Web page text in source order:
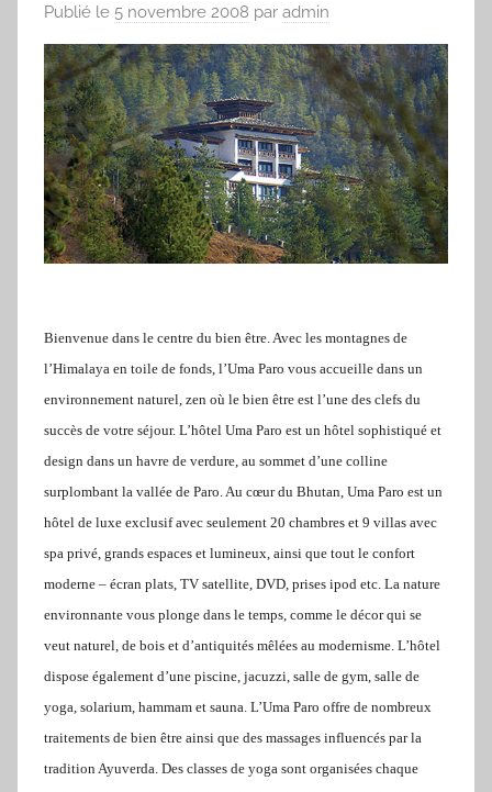
Publié le 5 novembre 2008 par admin
Bienvenue dans le centre du bien être. Avec les montagnes de
l’Himalaya en toile de fonds, l’Uma Paro vous accueille dans un
environnement naturel, zen où le bien être est l’une des clefs du
succès de votre séjour. L’hôtel Uma Paro est un hôtel sophistiqué et
design dans un havre de verdure, au sommet d’une colline
surplombant la vallée de Paro. Au cœur du Bhutan, Uma Paro est un
hôtel de luxe exclusif avec seulement 20 chambres et 9 villas avec
spa privé, grands espaces et lumineux, ainsi que tout le confort
moderne – écran plats, TV satellite, DVD, prises ipod etc. La nature
environnante vous plonge dans le temps, comme le décor qui se
veut naturel, de bois et d’antiquités mêlées au modernisme. L’hôtel
dispose également d’une piscine, jacuzzi, salle de gym, salle de
yoga, solarium, hammam et sauna. L’Uma Paro offre de nombreux
traitements de bien être ainsi que des massages influencés par la
tradition Ayuverda. Des classes de yoga sont organisées chaque